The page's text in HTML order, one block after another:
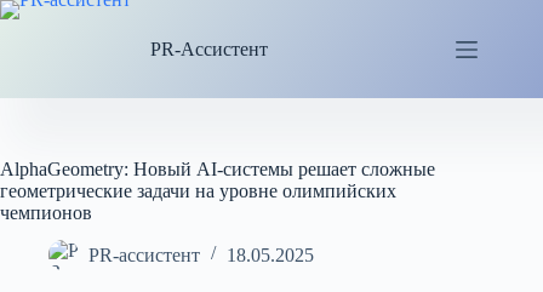
Перейти
PR-Ассистент
AlphaGeometry: Новый AI-системы решает сложные
геометрические задачи на уровне олимпийских
чемпионов
PR-ассистент 18.05.2025